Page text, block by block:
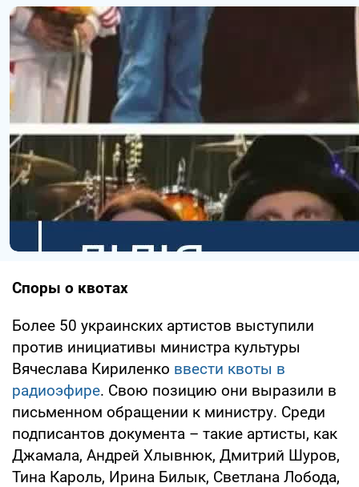
Споры о квотах
Более 50 украинских артистов выступили
против инициативы министра культуры
Вячеслава Кириленко ввести квоты в
радиоэфире. Свою позицию они выразили в
письменном обращении к министру. Среди
подписантов документа – такие артисты, как
Джамала, Андрей Хлывнюк, Дмитрий Шуров,
Тина Кароль, Ирина Билык, Светлана Лобода,